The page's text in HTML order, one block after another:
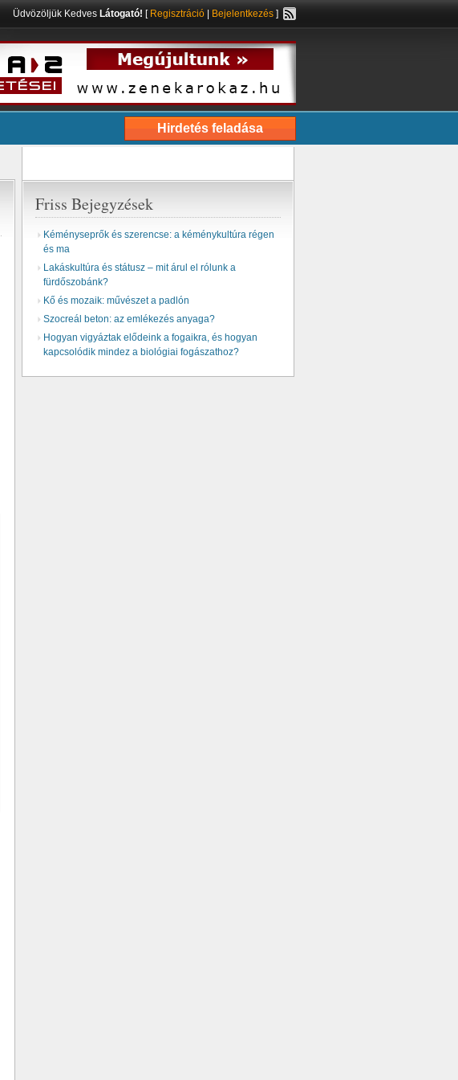
Üdvözöljük Kedves Látogató! [ Regisztráció Bejelentkezés ]
Hirdetés feladása
Friss Bejegyzések
Kéményseprők és szerencse: a kéménykultúra régen
és ma
Lakáskultúra és státusz – mit árul el rólunk a
fürdőszobánk?
Kő és mozaik: művészet a padlón
Szocreál beton: az emlékezés anyaga?
Hogyan vigyáztak elődeink a fogaikra, és hogyan
kapcsolódik mindez a biológiai fogászathoz?